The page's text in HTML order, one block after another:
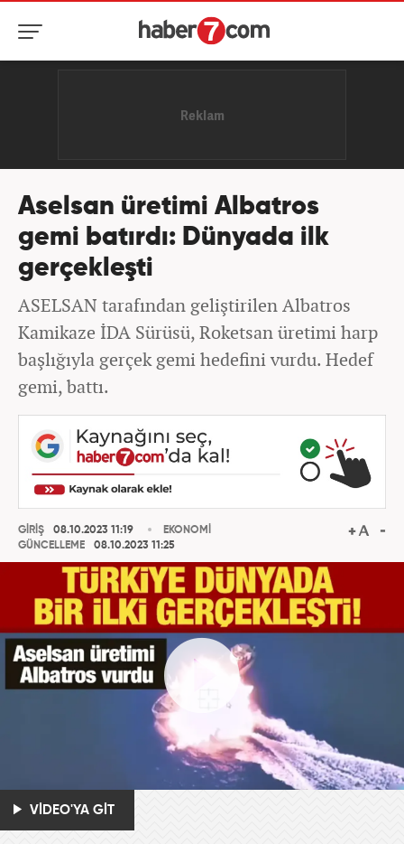
Aselsan üretimi Albatros
gemi batırdı: Dünyada ilk
gerçekleşti
ASELSAN tarafından geliştirilen Albatros
Kamikaze İDA Sürüsü, Roketsan üretimi harp
başlığıyla gerçek gemi hedefini vurdu. Hedef
gemi, battı.
GİRİŞ
08.10.2023 11:19
GÜNCELLEME
08.10.2023 11:25
EKONOMİ
VİDEO'YA GİT